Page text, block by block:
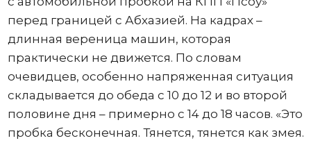
перед границей с Абхазией. На кадрах –
длинная вереница машин, которая
практически не движется. По словам
очевидцев, особенно напряженная ситуация
складывается до обеда с 10 до 12 и во второй
половине дня – примерно с 14 до 18 часов. «Это
пробка бесконечная. Тянется, тянется как змея.